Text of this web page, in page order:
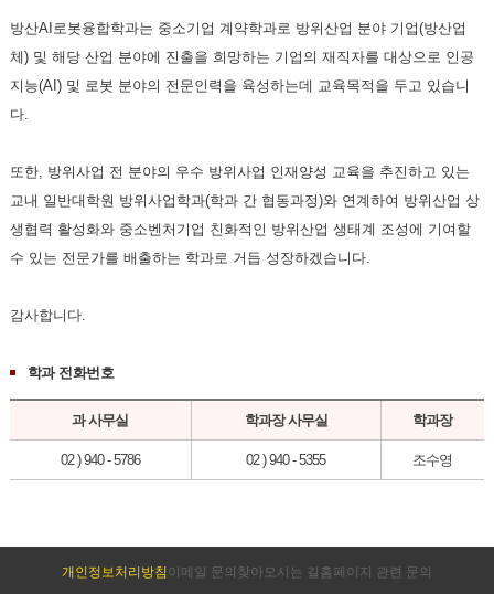
방산AI로봇융합학과는 중소기업 계약학과로 방위산업 분야 기업(방산업
체) 및 해당 산업 분야에 진출을 희망하는 기업의 재직자를 대상으로 인공
지능(AI) 및 로봇 분야의 전문인력을 육성하는데 교육목적을 두고 있습니
다.
또한, 방위사업 전 분야의 우수 방위사업 인재양성 교육을 추진하고 있는
교내 일반대학원 방위사업학과(학과 간 협동과정)와 연계하여 방위산업 상
생협력 활성화와 중소벤처기업 친화적인 방위산업 생태계 조성에 기여할
수 있는 전문가를 배출하는 학과로 거듭 성장하겠습니다.
감사합니다.
학과 전화번호
과 사무실 학과장 사무실 학과장
02 ) 940 - 5786 02 ) 940 - 5355 조수영
개인정보처리방침 이메일 문의 찾아오시는 길 홈페이지 관련 문의